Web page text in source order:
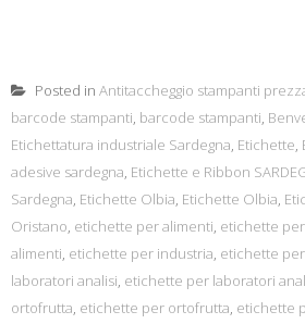
Posted in Antitaccheggio stampanti
barcode stampanti, barcode stampanti,
Etichettatura industriale Sardegna, Etichette,
adesive sardegna, Etichette e Ribbon
Sardegna, Etichette Olbia, Etichette Olbia,
Oristano, etichette per alimenti, etichette
alimenti, etichette per industria, etichette
laboratori analisi, etichette per laboratori
ortofrutta, etichette per ortofrutta, etichette